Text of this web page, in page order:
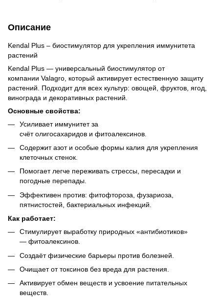
Описание
Kendal Plus – биостимулятор для укрепления иммунитета
растений
Kendal Plus — универсальный биостимулятор от
компании Valagro, который активирует естественную защиту
растений. Подходит для всех культур: овощей, фруктов, ягод,
винограда и декоративных растений.
Основные свойства:
Усиливает иммунитет за
счёт олигосахаридов и фитоалексинов.
Содержит азот и особые формы калия для укрепления
клеточных стенок.
Помогает легче переживать стрессы, пересадки и
погодные перепады.
Эффективен против: фитофтороза, фузариоза,
пятнистостей, бактериальных инфекций.
Как работает:
Стимулирует выработку природных «антибиотиков»
— фитоалексинов.
Создаёт физические барьеры против болезней.
Очищает от токсинов без вреда для растения.
Активирует обмен веществ и усвоение питательных
веществ.